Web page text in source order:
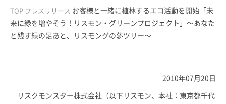
TOP プレスリリース お客様と一緒に植林するエコ活動を開始「未
来に緑を増やそう！リスモン・グリーンプロジェクト」〜あなた
と残す緑の足あと、リスモングの夢ツリー〜
2010年07月20日
リスクモンスター株式会社（以下リスモン、本社：東京都千代